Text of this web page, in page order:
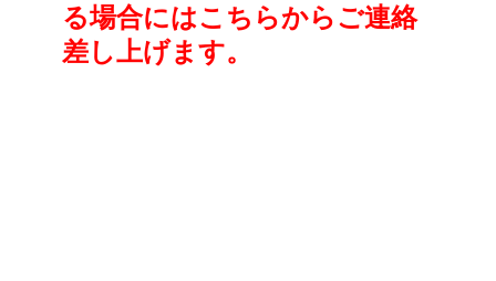
る場合にはこちらからご連絡
差し上げます。